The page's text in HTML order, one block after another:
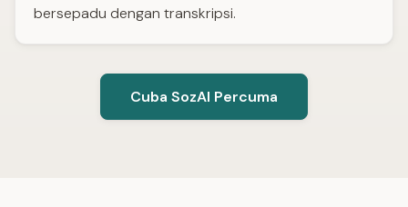
bersepadu dengan transkripsi.
Cuba SozAI Percuma